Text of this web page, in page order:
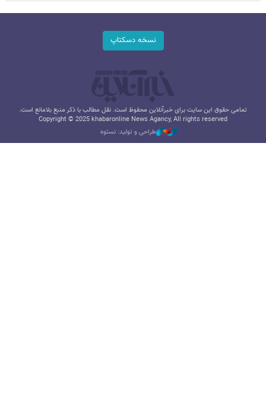
نسخه دسکتاپ
تمامی حقوق این سایت برای خبرآنلاین محفوظ است. نقل مطالب با ذکر منبع بلامانع است.
Copyright © 2025 khabaronline News Agancy, All rights reserved
طراحی و تولید: نستوه